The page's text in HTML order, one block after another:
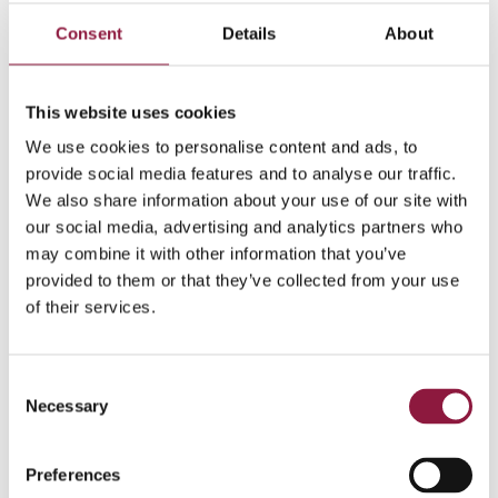
Consent Details About
This website uses cookies
We use cookies to personalise content and ads, to
provide social media features and to analyse our traffic.
We also share information about your use of our site with
our social media, advertising and analytics partners who
may combine it with other information that you’ve
provided to them or that they’ve collected from your use
of their services.
Necessary
Preferences
MacBook Air 13'' M3
Slående tunn och snabb. Jobba, eller skapa
varsomhelst. Med Upp till 18 timmars batteritid